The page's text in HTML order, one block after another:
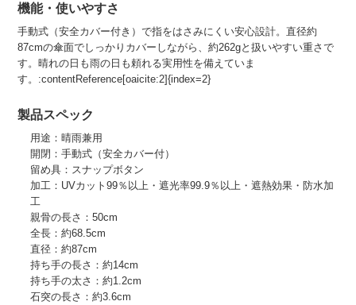
機能・使いやすさ
手動式（安全カバー付き）で指をはさみにくい安心設計。直径約
87cmの傘面でしっかりカバーしながら、約262gと扱いやすい重さで
す。晴れの日も雨の日も頼れる実用性を備えていま
す。:contentReference[oaicite:2]{index=2}
製品スペック
用途：晴雨兼用
開閉：手動式（安全カバー付）
留め具：スナップボタン
加工：UVカット99％以上・遮光率99.9％以上・遮熱効果・防水加
工
親骨の長さ：50cm
全長：約68.5cm
直径：約87cm
持ち手の長さ：約14cm
持ち手の太さ：約1.2cm
石突の長さ：約3.6cm